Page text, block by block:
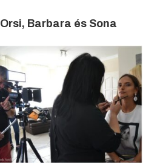
Orsi, Barbara és Sona